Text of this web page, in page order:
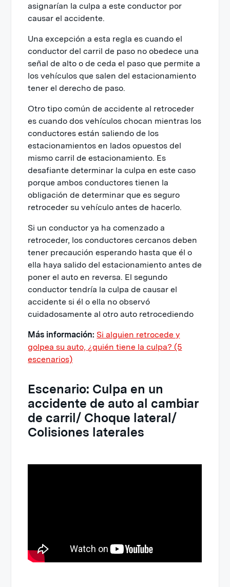
asignarían la culpa a este conductor por
causar el accidente.
Una excepción a esta regla es cuando el
conductor del carril de paso no obedece una
señal de alto o de ceda el paso que permite a
los vehículos que salen del estacionamiento
tener el derecho de paso.
Otro tipo común de accidente al retroceder
es cuando dos vehículos chocan mientras los
conductores están saliendo de los
estacionamientos en lados opuestos del
mismo carril de estacionamiento. Es
desafiante determinar la culpa en este caso
porque ambos conductores tienen la
obligación de determinar que es seguro
retroceder su vehículo antes de hacerlo.
Si un conductor ya ha comenzado a
retroceder, los conductores cercanos deben
tener precaución esperando hasta que él o
ella haya salido del estacionamiento antes de
poner el auto en reversa. El segundo
conductor tendría la culpa de causar el
accidente si él o ella no observó
cuidadosamente al otro auto retrocediendo
Más información: Si alguien retrocede y
golpea su auto, ¿quién tiene la culpa? (5
escenarios)
Escenario: Culpa en un
accidente de auto al cambiar
de carril/ Choque lateral/
Colisiones laterales